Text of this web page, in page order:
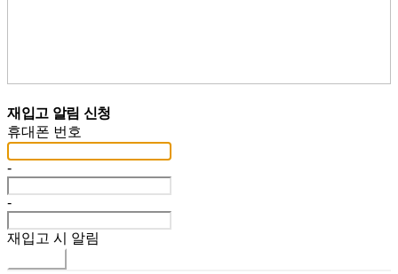
재입고 알림 신청
휴대폰 번호
-
-
재입고 시 알림